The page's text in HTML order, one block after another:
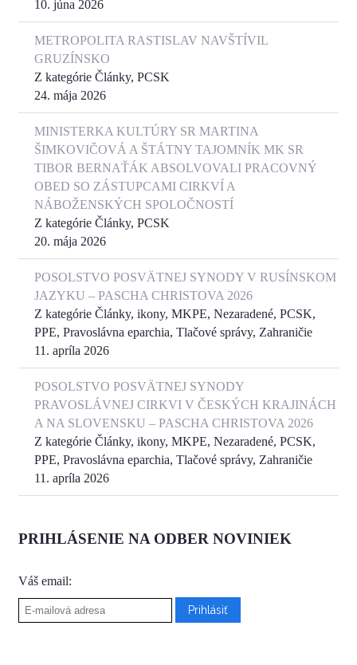
10. júna 2026
METROPOLITA RASTISLAV NAVŠTÍVIL
GRUZÍNSKO
Z kategórie Články, PCSK
24. mája 2026
MINISTERKA KULTÚRY SR MARTINA
ŠIMKOVIČOVÁ A ŠTÁTNY TAJOMNÍK MK SR
TIBOR BERNAŤÁK ABSOLVOVALI PRACOVNÝ
OBED SO ZÁSTUPCAMI CIRKVÍ A
NÁBOŽENSKÝCH SPOLOČNOSTÍ
Z kategórie Články, PCSK
20. mája 2026
POSOLSTVO POSVÄTNEJ SYNODY V RUSÍNSKOM
JAZYKU – PASCHA CHRISTOVA 2026
Z kategórie Články, ikony, MKPE, Nezaradené, PCSK,
PPE, Pravoslávna eparchia, Tlačové správy, Zahraničie
11. apríla 2026
POSOLSTVO POSVÄTNEJ SYNODY
PRAVOSLÁVNEJ CIRKVI V ČESKÝCH KRAJINÁCH
A NA SLOVENSKU – PASCHA CHRISTOVA 2026
Z kategórie Články, ikony, MKPE, Nezaradené, PCSK,
PPE, Pravoslávna eparchia, Tlačové správy, Zahraničie
11. apríla 2026
PRIHLÁSENIE NA ODBER NOVINIEK
Váš email: